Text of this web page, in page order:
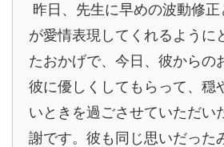
昨日、先生に早めの波動修
が愛情表現してくれるように
たおかげで、今日、彼からの
彼に優しくしてもらって、穏
いときを過ごさせていただい
謝です。彼も同じ思いだった